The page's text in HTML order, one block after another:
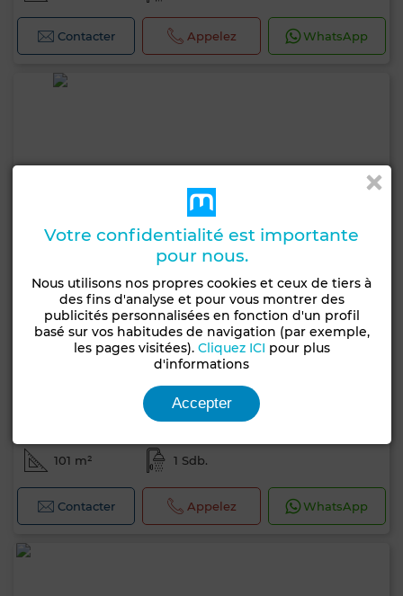
Contacter Appelez WhatsApp
Prix à consulter
101 m² 1 Sdb.
Contacter Appelez WhatsApp
Votre confidentialité est importante
pour nous.
Nous utilisons nos propres cookies et ceux de tiers à
des fins d'analyse et pour vous montrer des
publicités personnalisées en fonction d'un profil
basé sur vos habitudes de navigation (par exemple,
les pages visitées). Cliquez ICI pour plus
d'informations
Accepter